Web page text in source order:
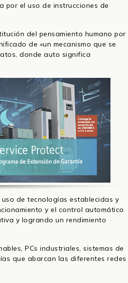
por el uso de instrucciones de
del pensamiento humano por
de «un mecanismo que se
donde auto significa
de tecnologías establecidas y
y el control automático
y logrando un rendimiento
PCs industriales, sistemas de
que abarcan las diferentes redes